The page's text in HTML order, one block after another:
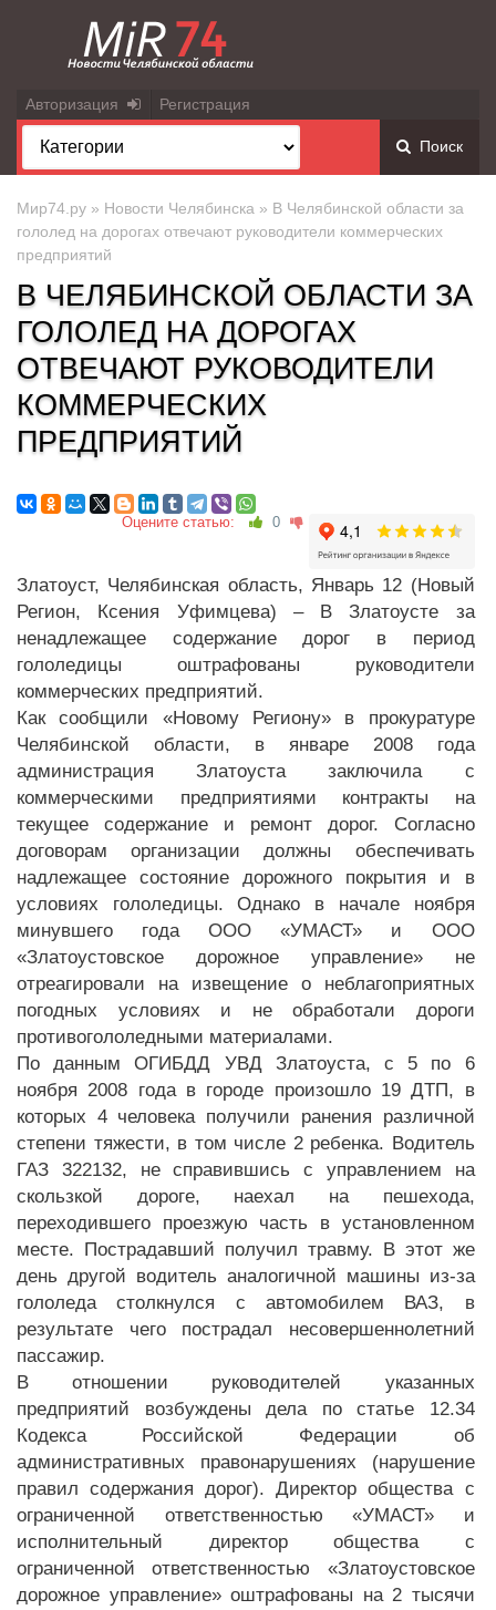
Авторизация Регистрация
Поиск
Мир74.ру » Новости Челябинска » В Челябинской области за
гололед на дорогах отвечают руководители коммерческих
предприятий
В ЧЕЛЯБИНСКОЙ ОБЛАСТИ ЗА
ГОЛОЛЕД НА ДОРОГАХ
ОТВЕЧАЮТ РУКОВОДИТЕЛИ
КОММЕРЧЕСКИХ
ПРЕДПРИЯТИЙ
Оцените статью: 0
Златоуст, Челябинская область, Январь 12 (Новый
Регион, Ксения Уфимцева) – В Златоусте за
ненадлежащее содержание дорог в период
гололедицы оштрафованы руководители
коммерческих предприятий.
Как сообщили «Новому Региону» в прокуратуре
Челябинской области, в январе 2008 года
администрация Златоуста заключила с
коммерческими предприятиями контракты на
текущее содержание и ремонт дорог. Согласно
договорам организации должны обеспечивать
надлежащее состояние дорожного покрытия и в
условиях гололедицы. Однако в начале ноября
минувшего года ООО «УМАСТ» и ООО
«Златоустовское дорожное управление» не
отреагировали на извещение о неблагоприятных
погодных условиях и не обработали дороги
противогололедными материалами.
По данным ОГИБДД УВД Златоуста, с 5 по 6
ноября 2008 года в городе произошло 19 ДТП, в
которых 4 человека получили ранения различной
степени тяжести, в том числе 2 ребенка. Водитель
ГАЗ 322132, не справившись с управлением на
скользкой дороге, наехал на пешехода,
переходившего проезжую часть в установленном
месте. Пострадавший получил травму. В этот же
день другой водитель аналогичной машины из-за
гололеда столкнулся с автомобилем ВАЗ, в
результате чего пострадал несовершеннолетний
пассажир.
В отношении руководителей указанных
предприятий возбуждены дела по статье 12.34
Кодекса Российской Федерации об
административных правонарушениях (нарушение
правил содержания дорог). Директор общества с
ограниченной ответственностью «УМАСТ» и
исполнительный директор общества с
ограниченной ответственностью «Златоустовское
дорожное управление» оштрафованы на 2 тысячи